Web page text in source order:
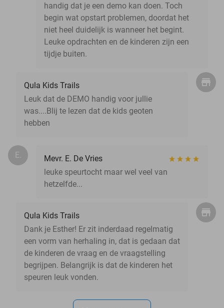
handig dat je een demo kan doen. Toch
begin wat opstart problemen, doordat het
niet heel duidelijk is wanneer het begint.
Leuke opdrachten en de kinderen zijn een
tijdje buiten.
Qula Kids Trails
Leuk dat de DEMO handig voor jullie
was....Blij te lezen dat de kids geoten
hebben
E.
Mevr. E. De Vries
leuke speurtocht maar wel veel van
hetzelfde...
Qula Kids Trails
Dank je Esther! Er zit inderdaad regelmatig
een vorm van herhaling in, dat is gedaan dat
de kinderen de vraag en de vraagstelling
begrijpen. Belangrijk is dat de kinderen het
speuren leuk vonden.